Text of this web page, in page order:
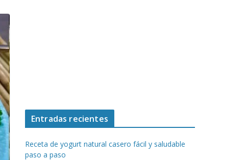
Entradas recientes
Receta de yogurt natural casero fácil y saludable
paso a paso